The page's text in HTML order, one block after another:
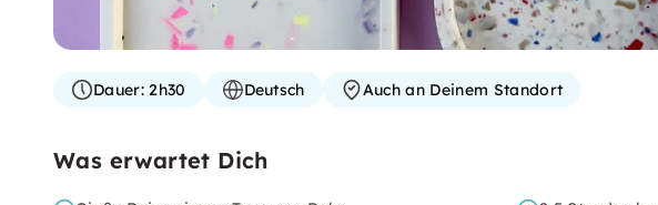
Dauer:2h30 Deutsch Auch an Deinem Standort
Was erwartet Dich